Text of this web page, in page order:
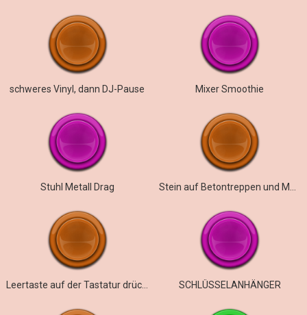
schweres Vinyl, dann DJ-Pause Mixer Smoothie
Stuhl Metall Drag
Leertaste auf der Tastatur drücken SCHLÜSSELANHÄNGER